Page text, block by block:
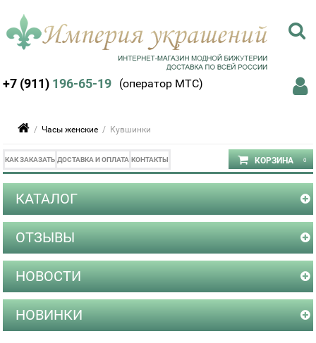
+7 (911) 196-65-19 (оператор МТС)
/Часы женские / Кувшинки
КАК ЗАКАЗАТЬ ДОСТАВКА И ОПЛАТА КОНТАКТЫ
КАТАЛОГ
ОТЗЫВЫ
НОВОСТИ
НОВИНКИ